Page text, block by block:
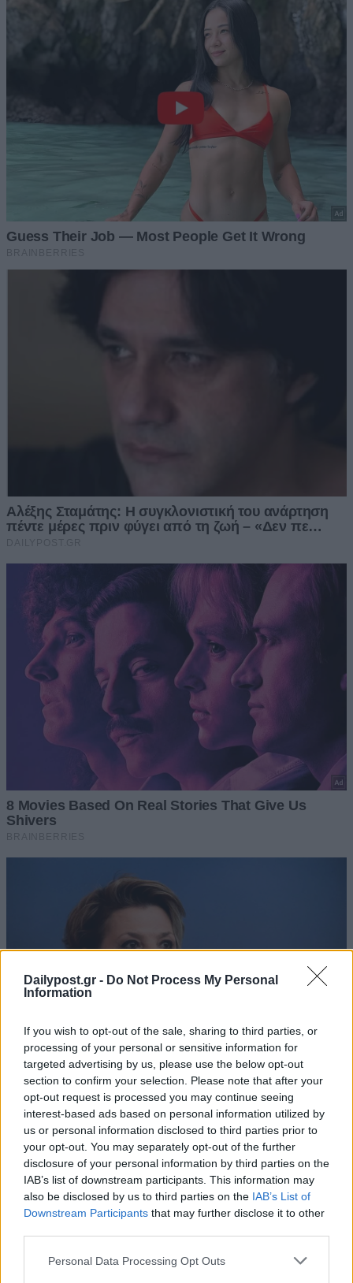
Dailypost.gr - Do Not Process My Personal
Information
If you wish to opt-out of the sale, sharing to third parties, or
processing of your personal or sensitive information for
targeted advertising by us, please use the below opt-out
section to confirm your selection. Please note that after your
opt-out request is processed you may continue seeing
interest-based ads based on personal information utilized by
us or personal information disclosed to third parties prior to
your opt-out. You may separately opt-out of the further
disclosure of your personal information by third parties on the
IAB’s list of downstream participants. This information may
also be disclosed by us to third parties on the IAB’s List of
Downstream Participants that may further disclose it to other
Personal Data Processing Opt Outs